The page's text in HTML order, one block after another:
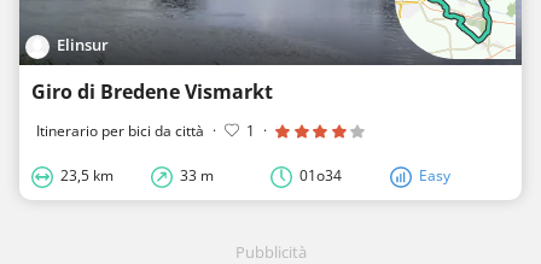
Elinsur
Giro di Bredene Vismarkt
Itinerario per bici da città · 1 ·
23,5 km 33 m 01o34 Easy
Pubblicità